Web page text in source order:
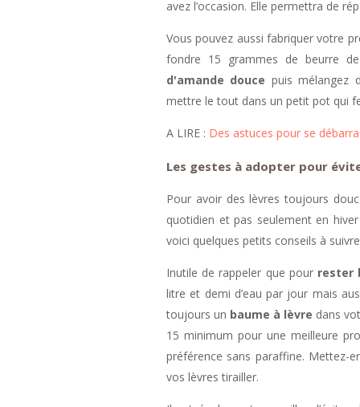
avez l’occasion. Elle permettra de
Vous pouvez aussi fabriquer votre
fondre 15 grammes de beurre
d'amande douce puis mélangez
mettre le tout dans un petit pot qui
A LIRE : Des astuces pour se
Les gestes à adopter pour
Pour avoir des lèvres toujours
quotidien et pas seulement en
voici quelques petits conseils à
Inutile de rappeler que pour rester
litre et demi d’eau par jour mais
toujours un baume à lèvre dans
15 minimum pour une meilleure
préférence sans paraffine. Mettez-
vos lèvres tirailler.